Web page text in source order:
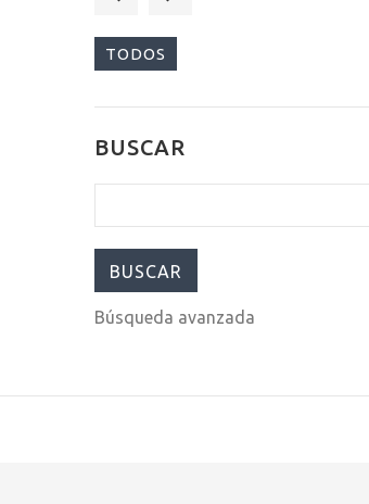
TODOS
BUSCAR
Búsqueda avanzada